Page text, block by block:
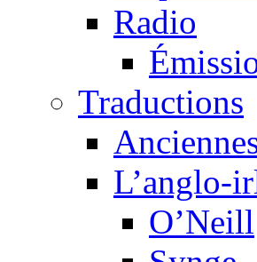
Radio
Traductions
L’anglo-
O’Neill